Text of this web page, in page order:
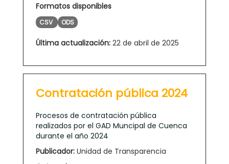
Formatos disponibles
CSV ODS
Última actualización: 22 de abril de 2025
Contratación pública 2024
Procesos de contratación pública
realizados por el GAD Muncipal de Cuenca
durante el año 2024
Publicador: Unidad de Transparencia